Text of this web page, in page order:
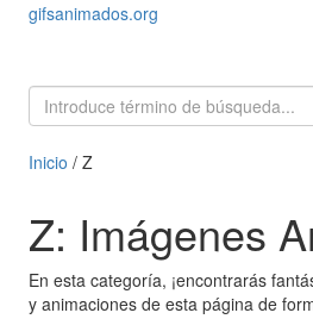
gifsanimados.org
Inicio / Z
Z: Imágenes
En esta categoría, ¡encontrarás
y animaciones de esta página de